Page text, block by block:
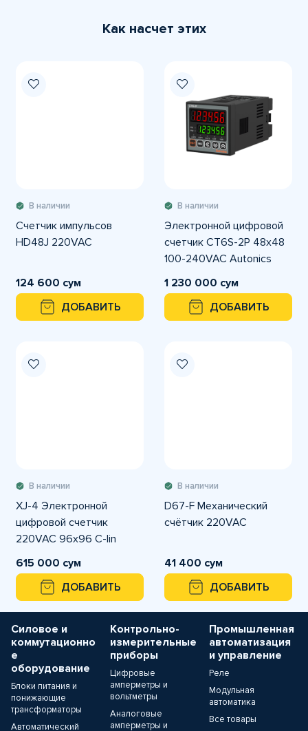
Как насчет этих
В наличии
Счетчик импульсов
HD48J 220VAC
124 600 сум
ДОБАВИТЬ
В наличии
Электронной цифровой
счетчик CT6S-2P 48x48
100-240VAC Autonics
1 230 000 сум
ДОБАВИТЬ
В наличии
XJ-4 Электронной
цифровой счетчик
220VAC 96x96 C-lin
615 000 сум
ДОБАВИТЬ
В наличии
D67-F Механический
счётчик 220VAC
41 400 сум
ДОБАВИТЬ
Силовое и
коммутационно
е
оборудование
Блоки питания и
понижающие
трансформаторы
Автоматический
Контрольно-
измерительные
приборы
Цифровые
амперметры и
вольтметры
Аналоговые
амперметры и
Промышленная
автоматизация
и управление
Реле
Модульная
автоматика
Все товары